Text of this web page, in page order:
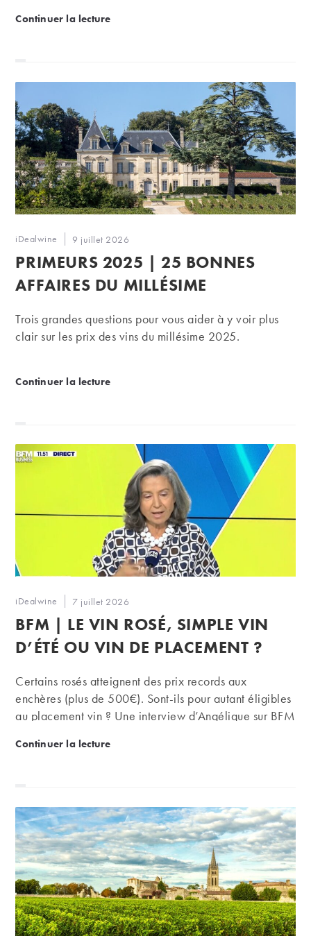
Continuer la lectureRevente de cave : transport gratuit de vos vins
Auteur/autrice
la
publication :
iDealwine
Publication
publiée :
9 juillet 2026
PRIMEURS 2025 | 25 BONNES
AFFAIRES DU MILLÉSIME
Trois grandes questions pour vous aider à y voir plus
clair sur les prix des vins du millésime 2025.
Continuer la lecturePrimeurs 2025 | 25 bonnes affaires du millésime
Auteur/autrice
la
publication :
iDealwine
Publication
publiée :
7 juillet 2026
BFM | LE VIN ROSÉ, SIMPLE VIN
D’ÉTÉ OU VIN DE PLACEMENT ?
Certains rosés atteignent des prix records aux
enchères (plus de 500€). Sont-ils pour autant éligibles
au placement vin ? Une interview d’Angélique sur BFM
Continuer la lectureBFM | Le vin rosé, simple vin d’été ou vin de